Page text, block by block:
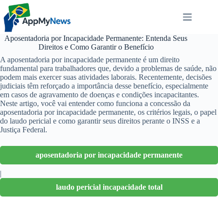
Pular
para
conteúdo
Aposentadoria por Incapacidade Permanente: Entenda Seus
Direitos e Como Garantir o Benefício
A aposentadoria por incapacidade permanente é um direito
fundamental para trabalhadores que, devido a problemas de saúde, não
podem mais exercer suas atividades laborais. Recentemente, decisões
judiciais têm reforçado a importância desse benefício, especialmente
em casos de agravamento de doenças e condições incapacitantes.
Neste artigo, você vai entender como funciona a concessão da
aposentadoria por incapacidade permanente, os critérios legais, o papel
do laudo pericial e como garantir seus direitos perante o INSS e a
Justiça Federal.
aposentadoria por incapacidade permanente
|
laudo pericial incapacidade total